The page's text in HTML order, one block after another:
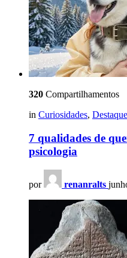
320 Compartilhamentos
in Curiosidades,
7 qualidades de
psicologia
por renanralts